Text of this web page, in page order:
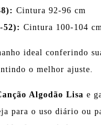
Cintura 92-96 cm
52): Cintura 100-104 cm
ideal conferindo
o melhor ajuste.
Algodão Lisa e
para o uso diário ou